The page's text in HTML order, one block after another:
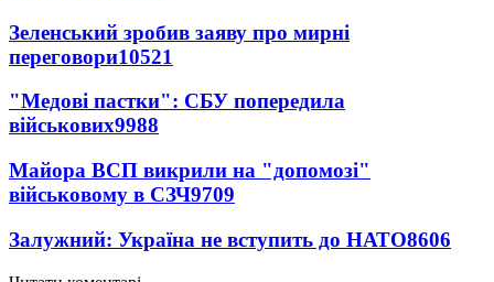
Зеленський зробив заяву про мирні
переговори10521
"Медові пастки": СБУ попередила
військових9988
Майора ВСП викрили на "допомозі"
військовому в СЗЧ9709
Залужний: Україна не вступить до НАТО8606